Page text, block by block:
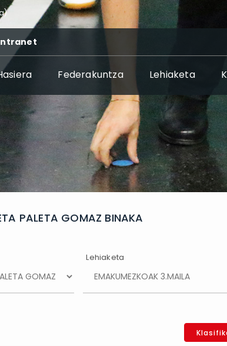
Federakuntza Lehiaketa
PALETA GOMAZ BINAKA
Lehiaketa